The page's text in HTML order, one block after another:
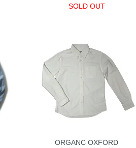
SOLD OUT
ORGANC OXFORD